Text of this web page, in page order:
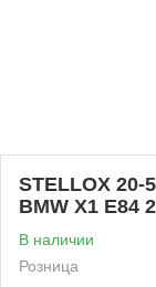
STELLOX
BMW X1 E84
В наличии
Розница